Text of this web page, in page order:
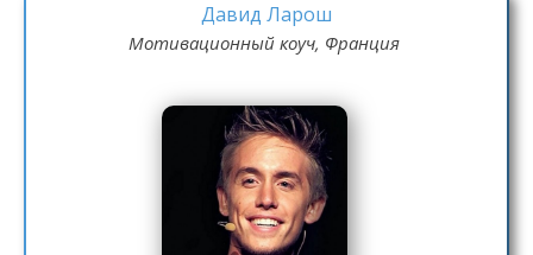
Давид Ларош
Мотивационный коуч, Франция